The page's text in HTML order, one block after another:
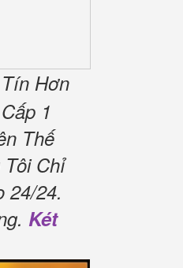
Hơn
1
Thế
Chỉ
24/24.
Két